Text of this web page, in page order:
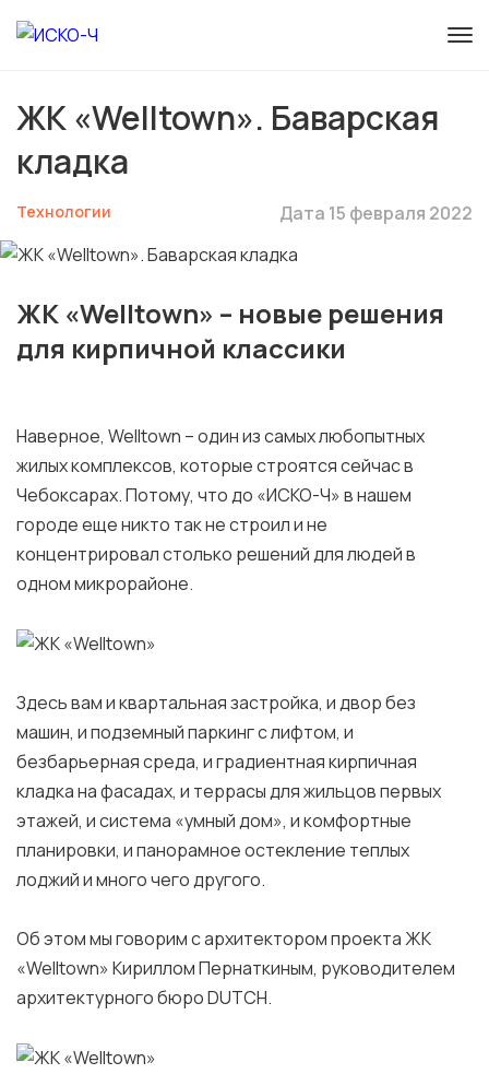
ЖК «Welltown». Баварская
кладка
Технологии Дата 15 февраля 2022
ЖК «Welltown» – новые решения
для кирпичной классики
Наверное, Welltown – один из самых любопытных
жилых комплексов, которые строятся сейчас в
Чебоксарах. Потому, что до «ИСКО-Ч» в нашем
городе еще никто так не строил и не
концентрировал столько решений для людей в
одном микрорайоне.
Здесь вам и квартальная застройка, и двор без
машин, и подземный паркинг с лифтом, и
безбарьерная среда, и градиентная кирпичная
кладка на фасадах, и террасы для жильцов первых
этажей, и система «умный дом», и комфортные
планировки, и панорамное остекление теплых
лоджий и много чего другого.
Об этом мы говорим с архитектором проекта ЖК
«Welltown» Кириллом Пернаткиным, руководителем
архитектурного бюро DUTCH.